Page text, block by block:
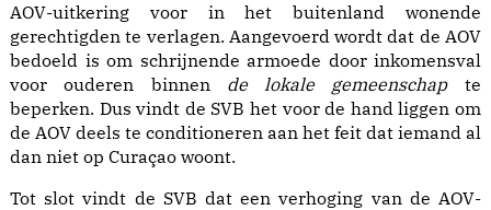
AOV-uitkering voor in het buitenland wonende
gerechtigden te verlagen. Aangevoerd wordt dat de AOV
bedoeld is om schrijnende armoede door inkomensval
voor ouderen binnen de lokale gemeenschapte
beperken. Dus vindt de SVB het voor de hand liggen om
de AOV deels te conditioneren aan het feit dat iemand al
dan niet op Curaçao woont.
Tot slot vindt de SVB dat een verhoging van de AOV-